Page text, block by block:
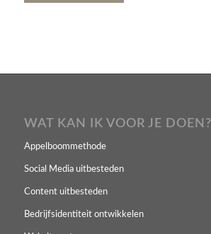
WAT KAN IK VOOR JE DOEN?
Appelboommethode
Social Media uitbesteden
Content uitbesteden
Bedrijfsidentiteit ontwikkelen